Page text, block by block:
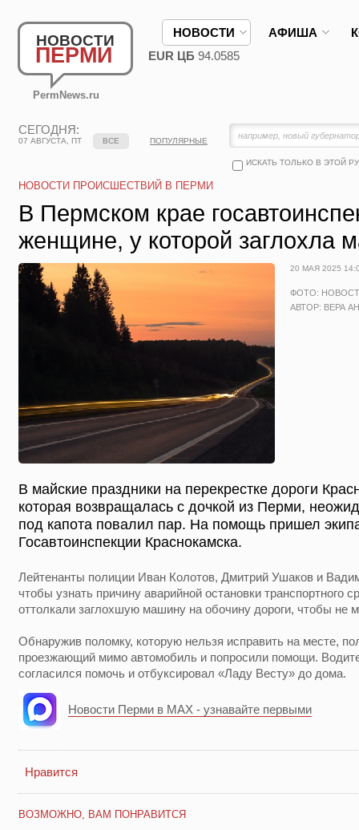
НОВОСТИ
ПЕРМИ
PermNews.ru
НОВОСТИ АФИША
EUR ЦБ 94.0585
СЕГОДНЯ:
07 АВГУСТА, ПТ
ИСКАТЬ ТОЛЬКО В ЭТОЙ
ВСЕ ПОПУЛЯРНЫЕ
НОВОСТИ ПРОИСШЕСТВИЙ В ПЕРМИ
В Пермском крае
женщине, у которой заглохла
20 МАЯ 2025
ФОТО:
АВТОР: ВЕРА
В майские праздники на перекрестке дороги
которая возвращалась с дочкой из Перми,
под капота повалил пар. На помощь пришел
Госавтоинспекции Краснокамска.
Лейтенанты полиции Иван Колотов, Дмитрий Ушаков и
чтобы узнать причину аварийной остановки транспортного
оттолкали заглохшую машину на обочину дороги, чтобы не
Обнаружив поломку, которую нельзя исправить на месте,
проезжающий мимо автомобиль и попросили помощи.
согласился помочь и отбуксировал «Ладу Весту» до дома.
Новости Перми в MAX - узнавайте первыми
Нравится
ВОЗМОЖНО, ВАМ ПОНРАВИТСЯ